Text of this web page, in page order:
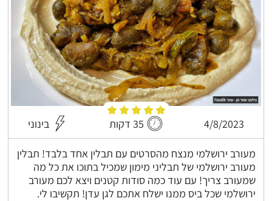
4/8/2023 35 דקות בינוני
מעורב ירושלמי מנצח מהסרטים עם תבלין אחד בלבד! תבלין
מעורב ירושלמי של תבליני מימון שמכיל בתוכו את כל מה
שמעורב צריך! עם עוד כמה סודות קטנים ויצא לכם מעורב
ירושלמי שכל ביס ממנו ישלח אתכם לגן עדן! תקשיבו לי.